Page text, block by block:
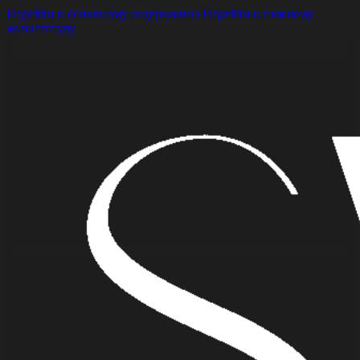
Перейти к основному содержанию Перейти к нижнему
колонтитулу